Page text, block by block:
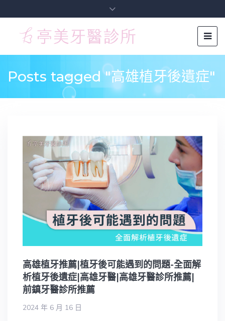
Posts tagged "高雄植牙後遺症"
高雄植牙推薦|植牙後可能遇到的問題-全面解
析植牙後遺症|高雄牙醫|高雄牙醫診所推薦|
前鎮牙醫診所推薦
2024 年 6 月 16 日